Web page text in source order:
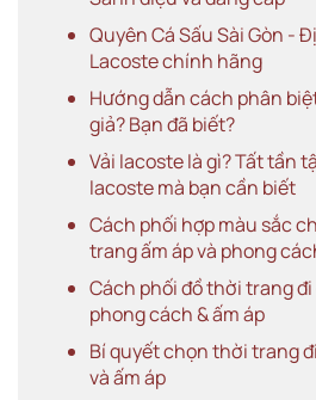
Quyên Cá Sấu Sài Gòn -
Lacoste chính hãng
Hướng dẫn cách phân
giả? Bạn đã biết?
Vải lacoste là gì? Tất tần
lacoste mà bạn cần biết
Cách phối hợp màu sắc
trang ấm áp và phong
Cách phối đồ thời trang
phong cách & ấm áp
Bí quyết chọn thời trang
và ấm áp